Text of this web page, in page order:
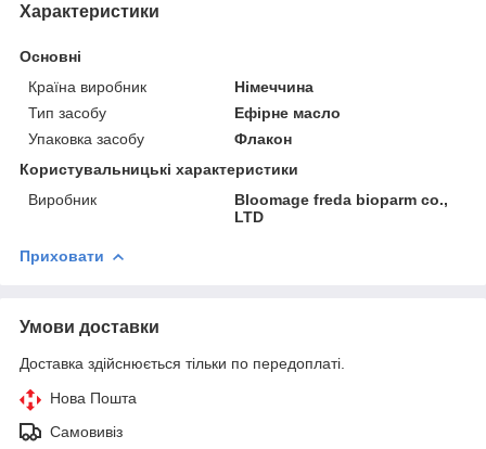
Характеристики
Основні
Країна виробник
Німеччина
Тип засобу
Ефірне масло
Упаковка засобу
Флакон
Користувальницькі характеристики
Виробник
Bloomage freda bioparm co.,
LTD
Приховати
Умови доставки
Доставка здійснюється тільки по передоплаті.
Нова Пошта
Самовивіз